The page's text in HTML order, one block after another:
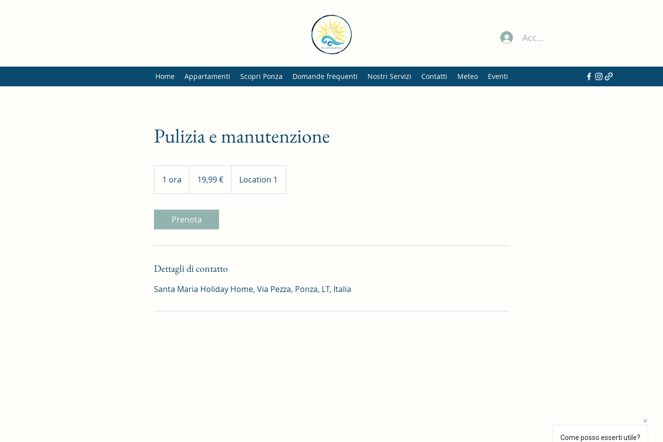
Accedi
Home Appartamenti Scopri Ponza Domande frequenti Nostri Servizi Contatti Meteo Eventi
Pulizia e manutenzione
1 ora
o
19,99 € Location 1
Prenota
Dettagli di contatto
Santa Maria Holiday Home, Via Pezza, Ponza, LT, Italia
Come posso esserti utile?